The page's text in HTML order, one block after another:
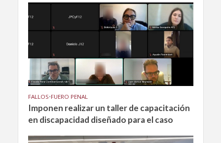
FALLOS•FUERO PENAL
Imponen realizar un taller de capacitación
en discapacidad diseñado para el caso